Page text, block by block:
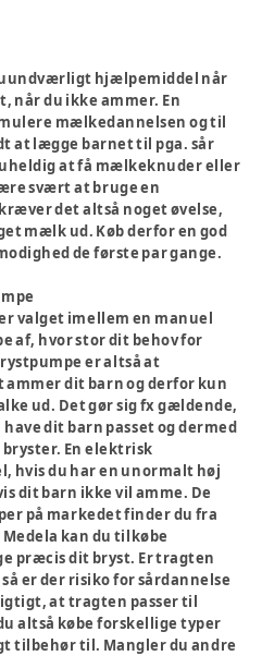
hjælpemiddel når
når du ikke ammer. En
mælkedannelsen og til
at lægge barnet til pga. sår
at få mælkeknuder eller
svært at bruge en
det altså noget øvelse,
mælk ud. Køb derfor en god
de første par gange.
valget imellem en manuel
af, hvor stor dit behov for
er altså at
dit barn og derfor kun
ud. Det gør sig fx gældende,
dit barn passet og dermed
En elektrisk
hvis du har en unormalt høj
dit barn ikke vil amme. De
på markedet finder du fra
kan du tilkøbe
præcis dit bryst. Er tragten
er der risiko for sårdannelse
at tragten passer til
altså købe forskellige typer
tilbehør til. Mangler du andre